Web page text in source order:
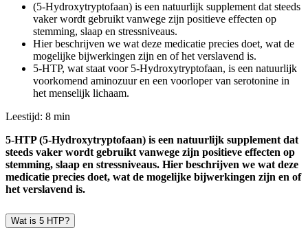
(5-Hydroxytryptofaan) is een natuurlijk supplement dat steeds
vaker wordt gebruikt vanwege zijn positieve effecten op
stemming, slaap en stressniveaus.
Hier beschrijven we wat deze medicatie precies doet, wat de
mogelijke bijwerkingen zijn en of het verslavend is.
5-HTP, wat staat voor 5-Hydroxytryptofaan, is een natuurlijk
voorkomend aminozuur en een voorloper van serotonine in
het menselijk lichaam.
Leestijd: 8 min
5-HTP (5-Hydroxytryptofaan) is een natuurlijk supplement dat
steeds vaker wordt gebruikt vanwege zijn positieve effecten op
stemming, slaap en stressniveaus. Hier beschrijven we wat deze
medicatie precies doet, wat de mogelijke bijwerkingen zijn en of
het verslavend is.
Wat is 5 HTP?